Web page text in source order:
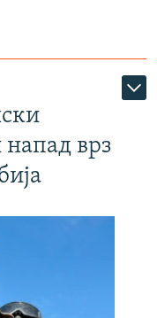
врз